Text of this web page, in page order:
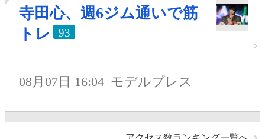
寺田心、週6ジム通いで筋
トレ
93
08月07日 16:04 モデルプレス